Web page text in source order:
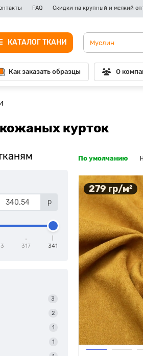
FAQ Скидки на крупный и мелкий
КАТАЛОГ ТКАНИ
Как заказать образцы О
курток
р
317 341
3
2
1
1
По умолчанию
279 гр/м²